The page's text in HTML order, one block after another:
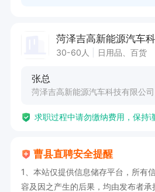
菏泽吉高新能源汽车
30-60人 日用品、百货
张总
菏泽吉高新能源汽车科技有限公司
求职过程中请勿缴纳费用，保持
曹县直聘安全提醒
1、本站仅提供信息储存平台，所有
容及因之产生的后果，均由发布者承